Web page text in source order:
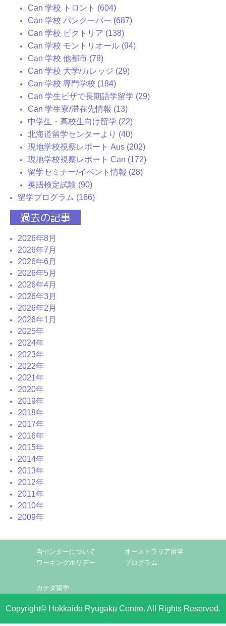
Can 学校 トロント (604)
Can 学校 バンクーバー (687)
Can 学校 ビクトリア (138)
Can 学校 モントリオール (94)
Can 学校 他都市 (78)
Can 学校 大学/カレッジ (29)
Can 学校 専門学校 (184)
Can 学生ビザで長期語学留学 (29)
Can 学生寮/滞在先情報 (13)
中学生・高校生向け留学 (22)
北海道留学センターより (40)
現地学校視察レポート Aus (202)
現地学校視察レポート Can (172)
留学セミナー/イベント情報 (28)
英語検定試験 (90)
留学プログラム (166)
過去の記事
2026年8月
2026年7月
2026年6月
2026年5月
2026年4月
2026年3月
2026年2月
2026年1月
2025年
2024年
2023年
2022年
2021年
2020年
2019年
2018年
2017年
2016年
2015年
2014年
2013年
2012年
2011年
2010年
2009年
当センターについて
ワーキングホリデー
カナダ留学
オーストラリア留学
プログラム
Copyright© Hokkaido Ryugaku Centre. All Rights Reserved.